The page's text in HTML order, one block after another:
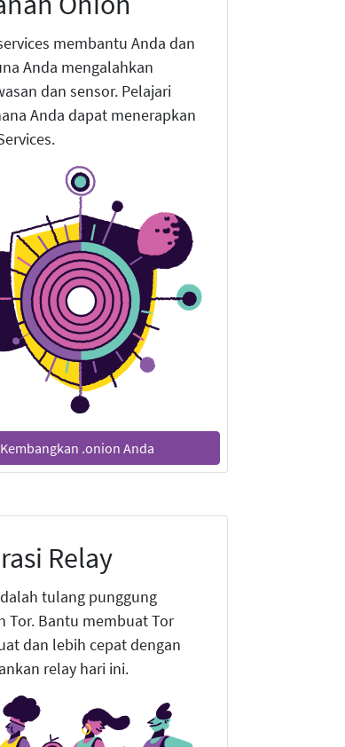
membantu Anda dan
Anda mengalahkan
dan sensor. Pelajari
Anda dapat menerapkan
Kembangkan .onion Anda
Relay
tulang punggung
Tor. Bantu membuat Tor
dan lebih cepat dengan
relay hari ini.